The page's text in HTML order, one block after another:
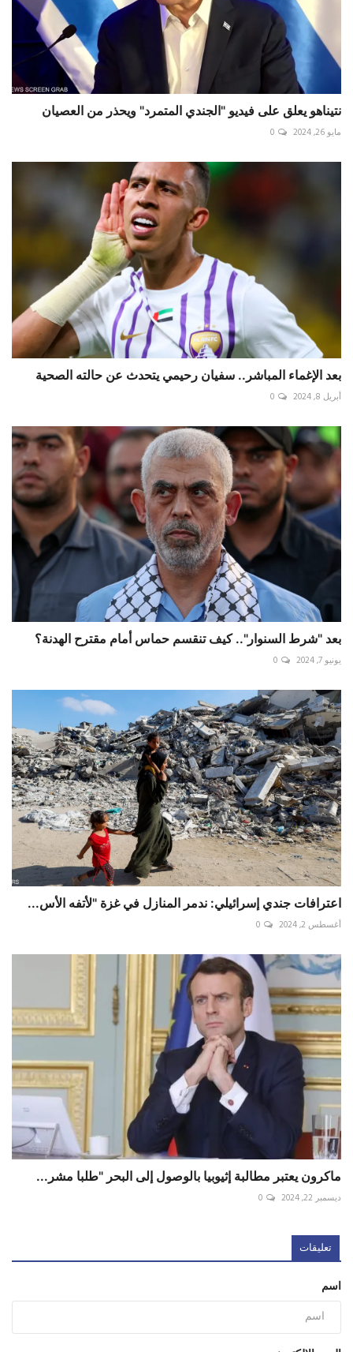
نتيناهو يعلق على فيديو "الجندي المتمرد" ويحذر من العصيان
مايو 26, 2024 0
بعد الإغماء المباشر.. سفيان رحيمي يتحدث عن حالته الصحية
أبريل 8, 2024 0
بعد "شرط السنوار".. كيف تنقسم حماس أمام مقترح الهدنة؟
يونيو 7, 2024 0
اعترافات جندي إسرائيلي: ندمر المنازل في غزة "لأتفه الأس...
أغسطس 2, 2024 0
ماكرون يعتبر مطالبة إثيوبيا بالوصول إلى البحر "طلبا مشر...
ديسمبر 22, 2024 0
تعليقات
اسم